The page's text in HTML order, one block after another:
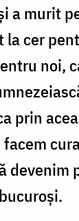
a murit
cer
noi,
prin
devenim